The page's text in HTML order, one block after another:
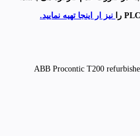
نیز ار اینجا تهیه نمایید.